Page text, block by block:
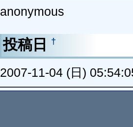
anonymous
投稿日 †
2007-11-04 (日)